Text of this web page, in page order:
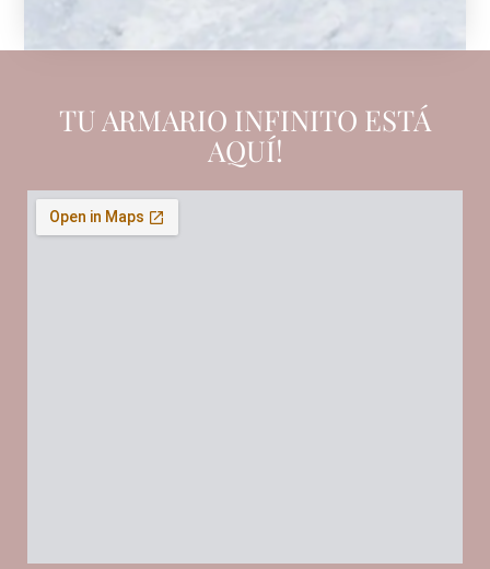
TU ARMARIO INFINITO ESTÁ
AQUÍ!